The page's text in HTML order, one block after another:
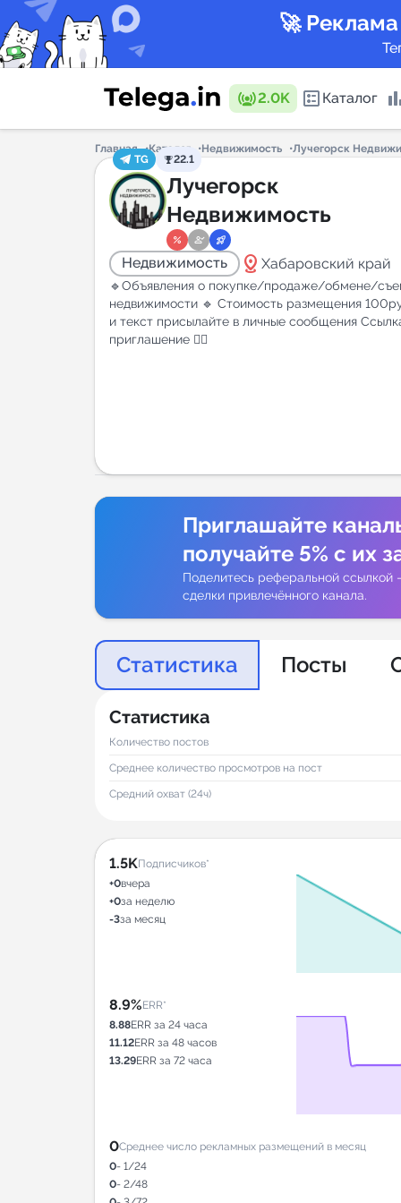
🚀
2.0K Каталог
Каталог
Горящие
Главная Каталог Недвижимость
Лучегорск
TG
22.1
Лучегорск
Недвижимость
Недвижимость distance Хабаровский край
🔹Объявления о покупке/продаже/обмене/
недвижимости 🔹 Стоимость размещения
и текст присылайте в личные сообщения
приглашение 👇🏻
Приглашайте
получайте 5% с их
Поделитесь реферальной ссылкой
сделки привлечённого канала.
Статистика Посты
Статистика
Количество постов
Среднее количество просмотров на пост
Средний охват (24ч)
1.5KПодписчиков*
+0вчера
+0за неделю
-3за месяц
8.9%ERR*
8.88ERR за 24 часа
11.12ERR за 48 часов
13.29ERR за 72 часа
0Среднее число рекламных размещений в месяц
0- 1/24
0- 2/48